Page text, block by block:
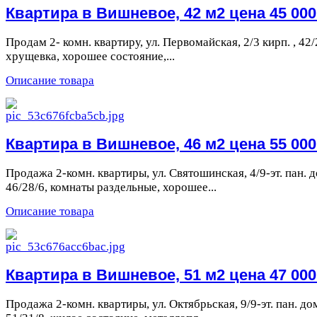
Квартира в Вишневое, 42 м2 цена 45 000
Продам 2- комн. квартиру, ул. Первомайская, 2/3 кирп. ,
хрущевка, хорошее состояние,...
Описание товара
Квартира в Вишневое, 46 м2 цена 55 000
Продажа 2-комн. квартиры, ул. Святошинская, 4/9-эт. пан.
46/28/6, комнаты раздельные, хорошее...
Описание товара
Квартира в Вишневое, 51 м2 цена 47 000
Продажа 2-комн. квартиры, ул. Октябрьская, 9/9-эт. пан.